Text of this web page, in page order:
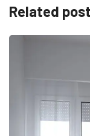
Related post